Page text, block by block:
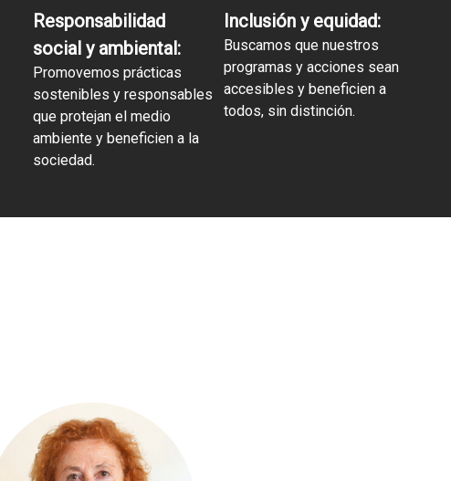
Responsabilidad
social y ambiental:
Promovemos prácticas
sostenibles y responsables
que protejan el medio
ambiente y beneficien a la
sociedad.
Inclusión y equidad:
Buscamos que nuestros
programas y acciones sean
accesibles y beneficien a
todos, sin distinción.